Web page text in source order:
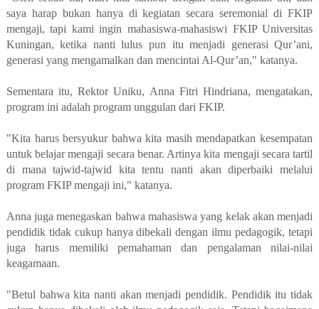
saya harap bukan hanya di kegiatan secara seremonial di FKIP
mengaji, tapi kami ingin mahasiswa-mahasiswi FKIP Universitas
Kuningan, ketika nanti lulus pun itu menjadi generasi Qur’ani,
generasi yang mengamalkan dan mencintai Al-Qur’an," katanya.
Sementara itu, Rektor Uniku, Anna Fitri Hindriana, mengatakan,
program ini adalah program unggulan dari FKIP.
"Kita harus bersyukur bahwa kita masih mendapatkan kesempatan
untuk belajar mengaji secara benar. Artinya kita mengaji secara tartil
di mana tajwid-tajwid kita tentu nanti akan diperbaiki melalui
program FKIP mengaji ini," katanya.
Anna juga menegaskan bahwa mahasiswa yang kelak akan menjadi
pendidik tidak cukup hanya dibekali dengan ilmu pedagogik, tetapi
juga harus memiliki pemahaman dan pengalaman nilai-nilai
keagamaan.
"Betul bahwa kita nanti akan menjadi pendidik. Pendidik itu tidak